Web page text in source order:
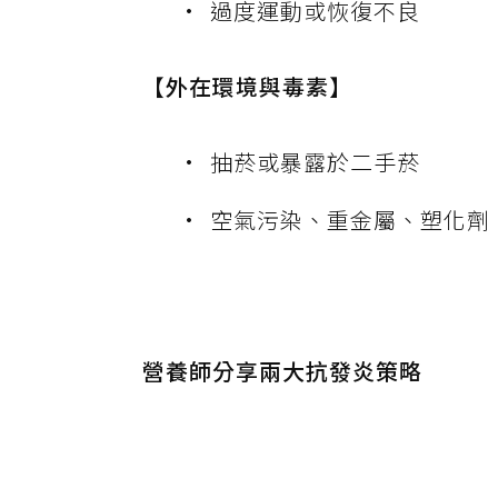
過度運動或恢復不良
【外在環境與毒素】
抽菸或暴露於二手菸
空氣污染、重金屬、塑化劑
營養師分享兩大抗發炎策略